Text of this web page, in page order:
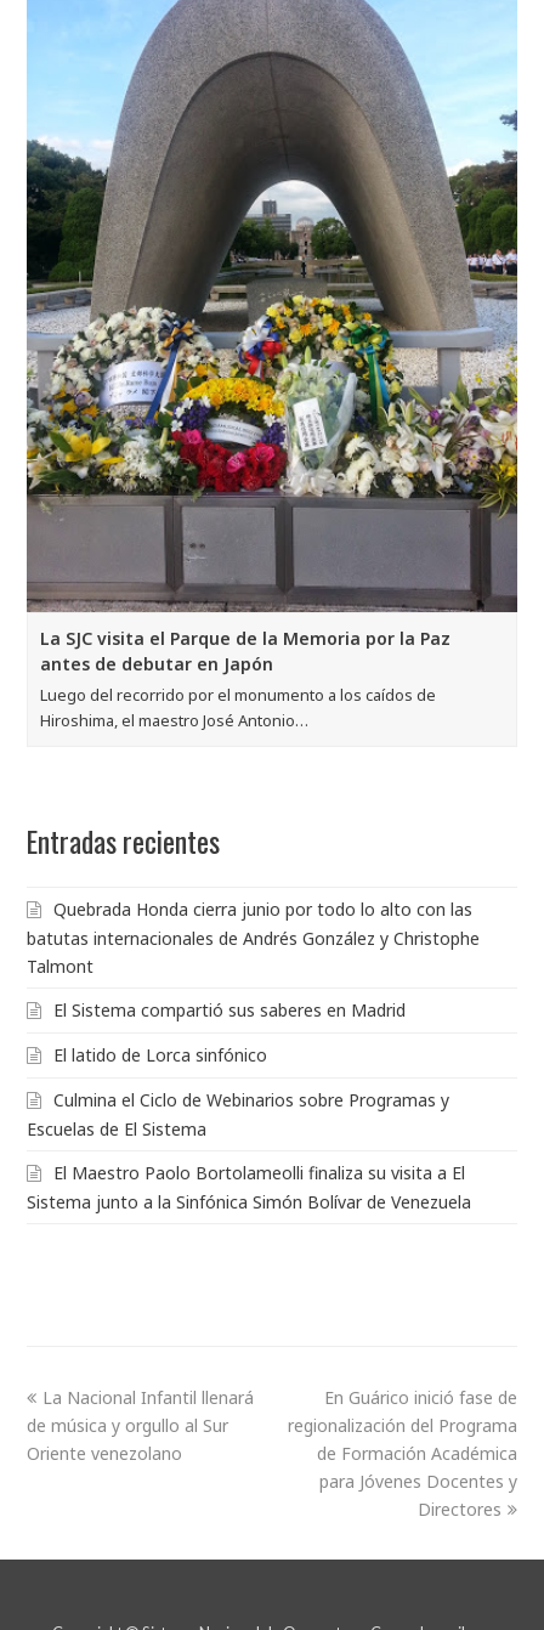
La SJC visita el Parque de la Memoria por la Paz
antes de debutar en Japón
Luego del recorrido por el monumento a los caídos de
Hiroshima, el maestro José Antonio…
Entradas recientes
Quebrada Honda cierra junio por todo lo alto con las
batutas internacionales de Andrés González y Christophe
Talmont
El Sistema compartió sus saberes en Madrid
El latido de Lorca sinfónico
Culmina el Ciclo de Webinarios sobre Programas y
Escuelas de El Sistema
El Maestro Paolo Bortolameolli finaliza su visita a El
Sistema junto a la Sinfónica Simón Bolívar de Venezuela
La Nacional Infantil llenará
de música y orgullo al Sur
Oriente venezolano
En Guárico inició fase de
regionalización del Programa
de Formación Académica
para Jóvenes Docentes y
Directores